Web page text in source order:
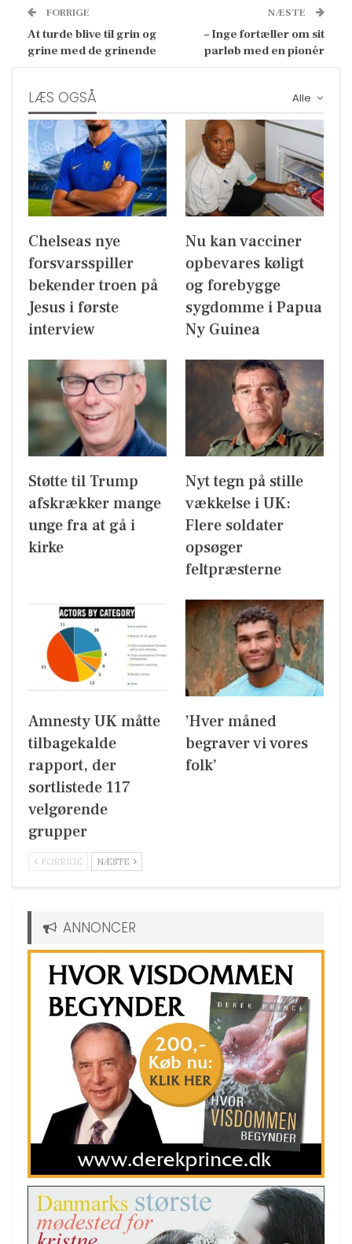
FORRIGE
At turde blive til grin og
grine med de grinende
NÆSTE
– Inge fortæller om sit
parløb med en pionér
Alle
LÆS OGSÅ
Chelseas nye
forsvarsspiller
bekender troen på
Jesus i første
interview
Nu kan vacciner
opbevares køligt
og forebygge
sygdomme i Papua
Ny Guinea
Støtte til Trump
afskrækker mange
unge fra at gå i
kirke
Nyt tegn på stille
vækkelse i UK:
Flere soldater
opsøger
feltpræsterne
Amnesty UK måtte
tilbagekalde
rapport, der
sortlistede 117
velgørende
grupper
’Hver måned
begraver vi vores
folk’
FORRIGE NÆSTE
ANNONCER